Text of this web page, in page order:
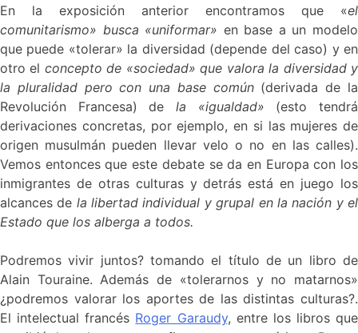
En la exposición anterior encontramos que «el
comunitarismo» busca «uniformar» en base a un modelo
que puede «tolerar» la diversidad (depende del caso) y en
otro el concepto de «sociedad» que valora la diversidad y
la pluralidad pero con una base común(derivada de la
Revolución Francesa) de la «igualdad» (esto tendrá
derivaciones concretas, por ejemplo, en si las mujeres de
origen musulmán pueden llevar velo o no en las calles).
Vemos entonces que este debate se da en Europa con los
inmigrantes de otras culturas y detrás está en juego los
alcances de la libertad individual y grupal en la nación y el
Estado que los alberga a todos.
Podremos vivir juntos? tomando el título de un libro de
Alain Touraine. Además de «tolerarnos y no matarnos»
¿podremos valorar los aportes de las distintas culturas?.
El intelectual francés Roger Garaudy, entre los libros que